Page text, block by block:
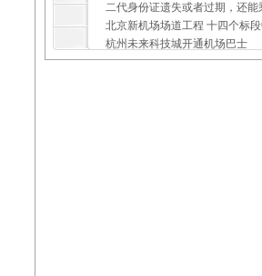
二代身份证遗失或者过期，还能
北京新机场场道工程 十四个标
杭州未来科技城开通机场巴士
上海虹桥、浦东机场外币兑换点